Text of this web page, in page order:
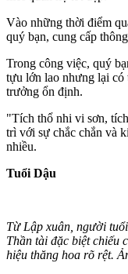
Vào những thời điểm
quý bạn, cung cấp
Trong công việc, quý
tựu lớn lao nhưng lại có
trưởng ổn định.
"Tích thổ nhi vi sơn,
trì với sự chắc chắn và
nhiều.
Tuổi Dậu
Từ Lập xuân, người
Thần tài đặc biệt chiếu
hiệu thăng hoa rõ rệt.